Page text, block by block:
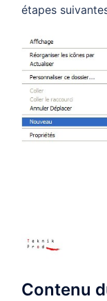
étapes
Contenu